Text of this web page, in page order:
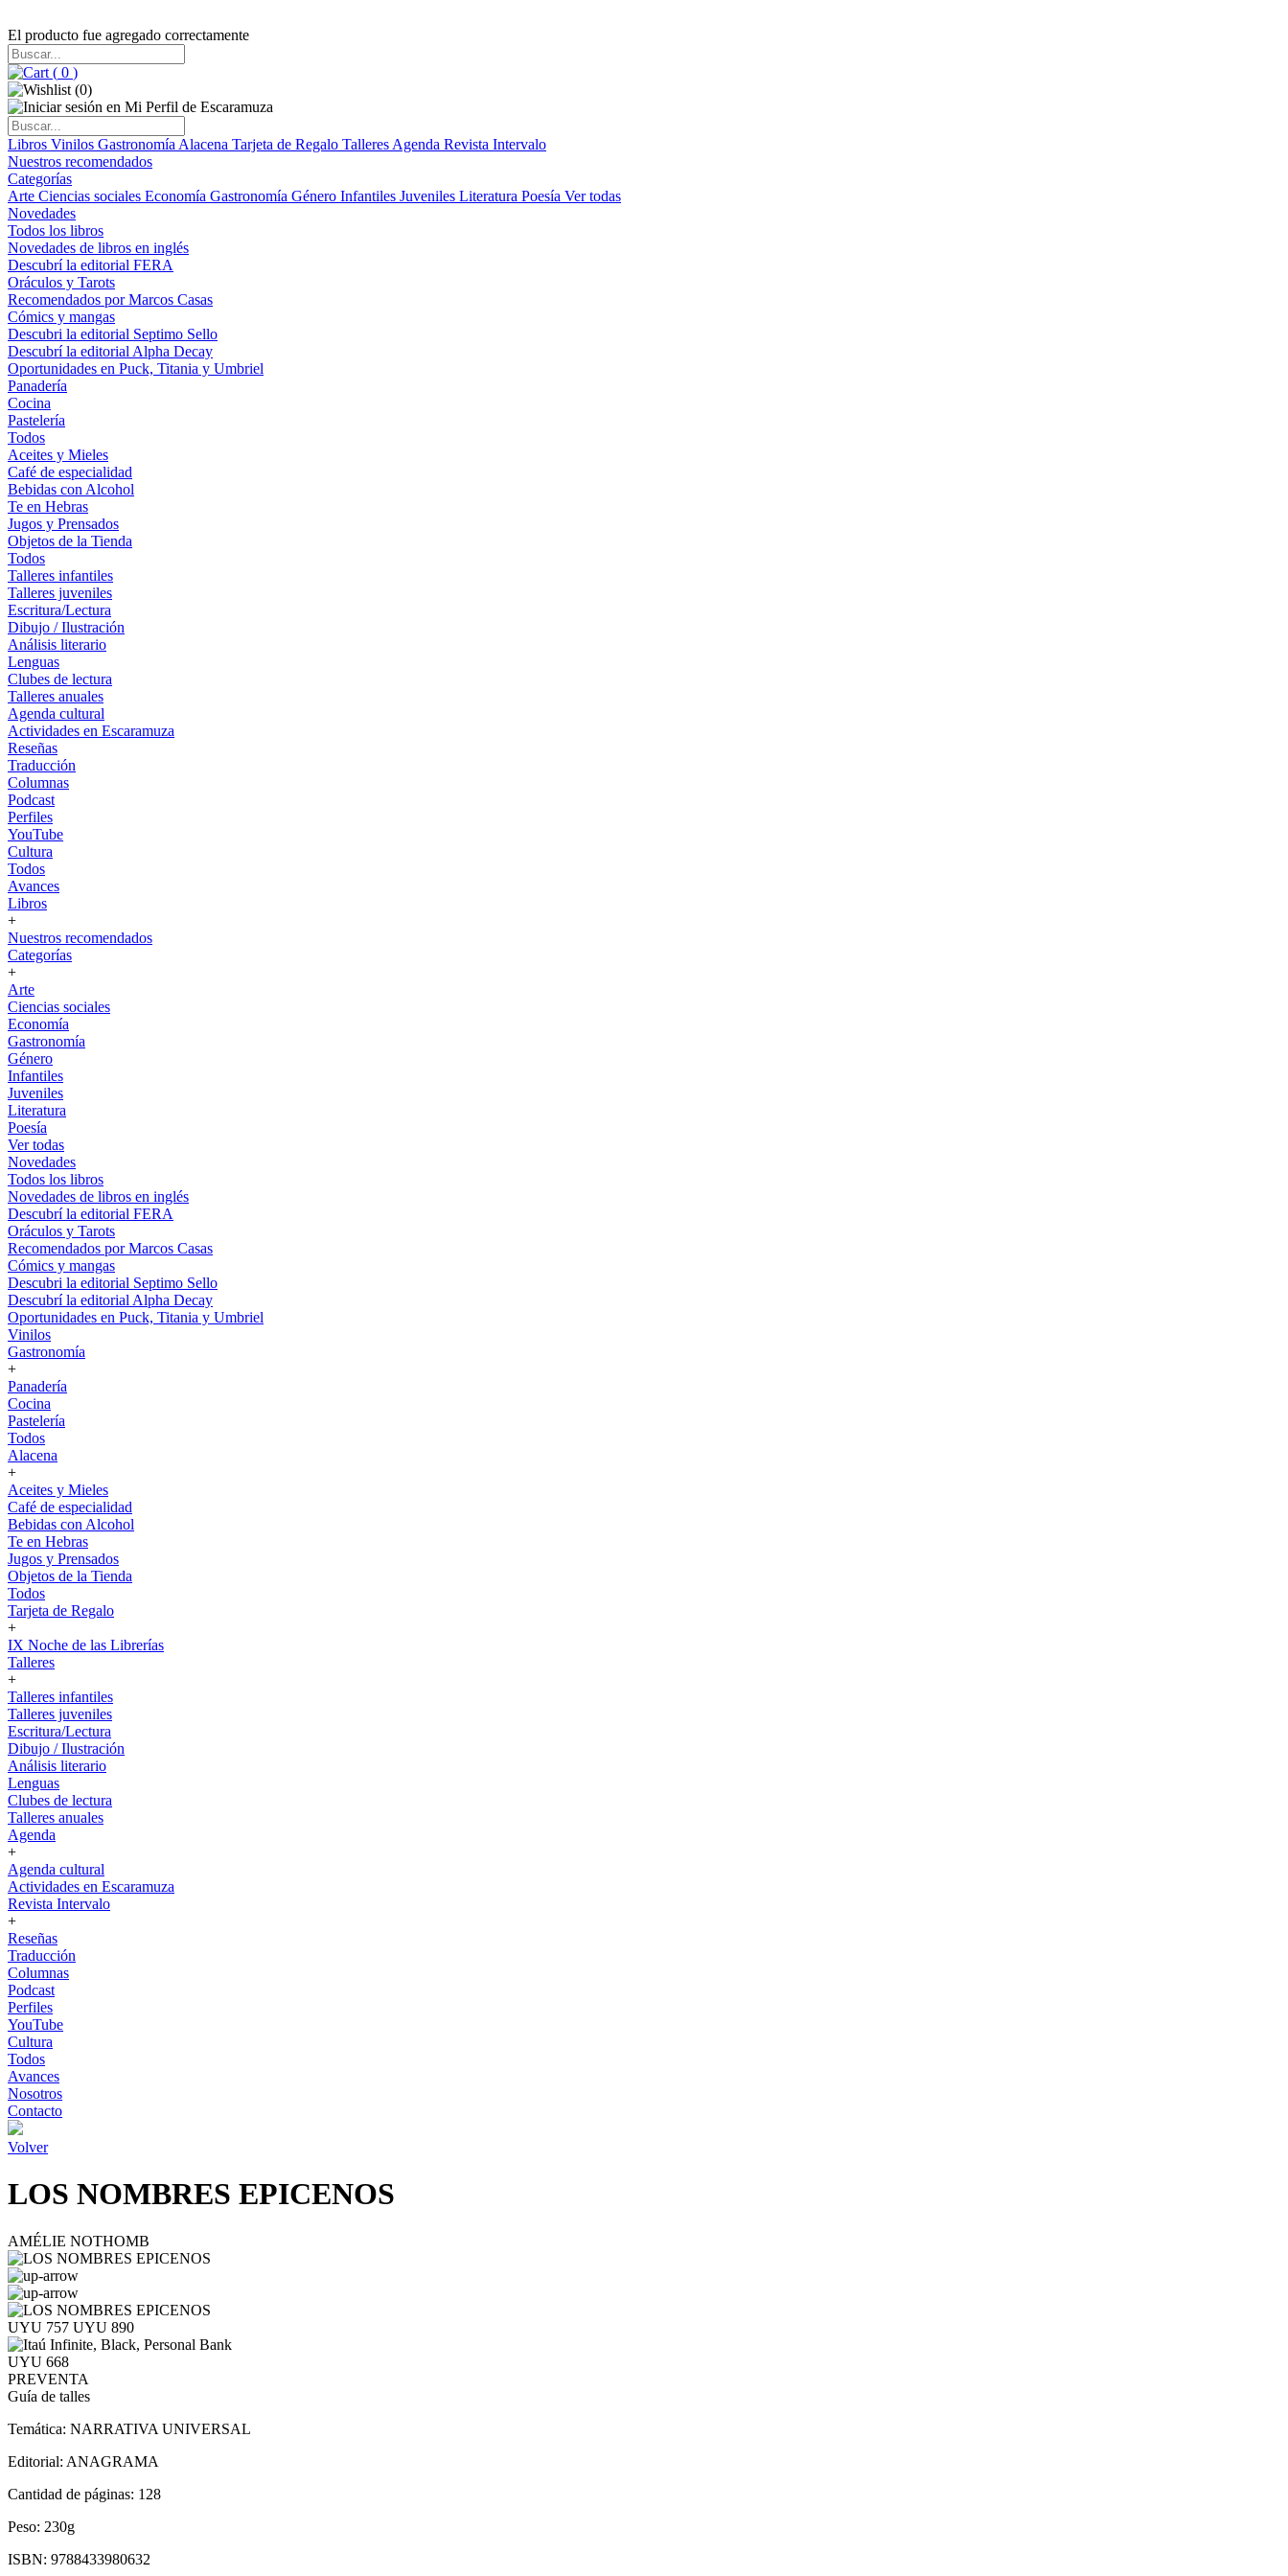
El producto fue agregado correctamente
( 0 )
(0)
Libros Vinilos Gastronomía Alacena Tarjeta de Regalo Talleres Agenda Revista Intervalo
Nuestros recomendados
Categorías
Arte Ciencias sociales Economía Gastronomía Género Infantiles Juveniles Literatura Poesía Ver todas
Novedades
Todos los libros
Novedades de libros en inglés
Descubrí la editorial FERA
Oráculos y Tarots
Recomendados por Marcos Casas
Cómics y mangas
Descubri la editorial Septimo Sello
Descubrí la editorial Alpha Decay
Oportunidades en Puck, Titania y Umbriel
Panadería
Cocina
Pastelería
Todos
Aceites y Mieles
Café de especialidad
Bebidas con Alcohol
Te en Hebras
Jugos y Prensados
Objetos de la Tienda
Todos
Talleres infantiles
Talleres juveniles
Escritura/Lectura
Dibujo / Ilustración
Análisis literario
Lenguas
Clubes de lectura
Talleres anuales
Agenda cultural
Actividades en Escaramuza
Reseñas
Traducción
Columnas
Podcast
Perfiles
YouTube
Cultura
Todos
Avances
Libros
+
Nuestros recomendados
Categorías
+
Arte
Ciencias sociales
Economía
Gastronomía
Género
Infantiles
Juveniles
Literatura
Poesía
Ver todas
Novedades
Todos los libros
Novedades de libros en inglés
Descubrí la editorial FERA
Oráculos y Tarots
Recomendados por Marcos Casas
Cómics y mangas
Descubri la editorial Septimo Sello
Descubrí la editorial Alpha Decay
Oportunidades en Puck, Titania y Umbriel
Vinilos
Gastronomía
+
Panadería
Cocina
Pastelería
Todos
Alacena
+
Aceites y Mieles
Café de especialidad
Bebidas con Alcohol
Te en Hebras
Jugos y Prensados
Objetos de la Tienda
Todos
Tarjeta de Regalo
+
IX Noche de las Librerías
Talleres
+
Talleres infantiles
Talleres juveniles
Escritura/Lectura
Dibujo / Ilustración
Análisis literario
Lenguas
Clubes de lectura
Talleres anuales
Agenda
+
Agenda cultural
Actividades en Escaramuza
Revista Intervalo
+
Reseñas
Traducción
Columnas
Podcast
Perfiles
YouTube
Cultura
Todos
Avances
Nosotros
Contacto
Volver
LOS NOMBRES EPICENOS
AMÉLIE NOTHOMB
UYU 757 UYU 890
UYU 668
PREVENTA
Guía de talles
Temática: NARRATIVA UNIVERSAL
Editorial: ANAGRAMA
Cantidad de páginas: 128
Peso: 230g
ISBN: 9788433980632